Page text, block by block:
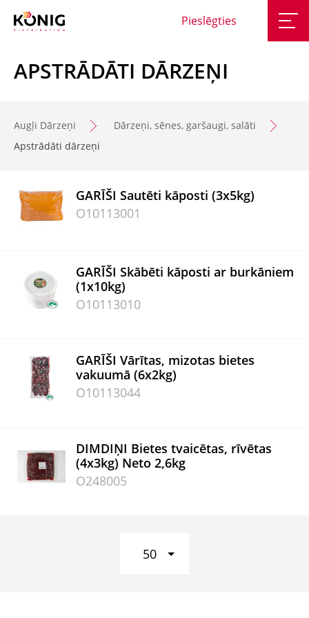
Pieslēgties
APSTRĀDĀTI DĀRZEŅI
Augļi Dārzeņi
Dārzeņi, sēnes, garšaugi, salāti
Apstrādāti dārzeņi
GARĪŠI Sautēti kāposti (3x5kg)
O10113001
GARĪŠI Skābēti kāposti ar burkāniem
(1x10kg)
O10113010
GARĪŠI Vārītas, mizotas bietes
vakuumā (6x2kg)
O10113044
DIMDIŅI Bietes tvaicētas, rīvētas
(4x3kg) Neto 2,6kg
O248005
50